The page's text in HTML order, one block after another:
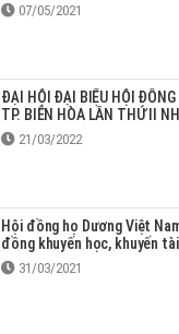
07/05/2021
ĐẠI HỘI ĐẠI BIỂU HỘI
TP. BIÊN HÒA LẦN THỨ II
21/03/2022
Hội đồng họ Dương Việt
đồng khuyến học, khuyến
Giang31/03/2021